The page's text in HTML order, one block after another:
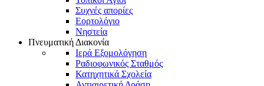
Συχνές απορίες
Εορτολόγιο
Νηστεία
Πνευματική Διακονία
Ιερά Εξομολόγηση
Ραδιοφωνικός Σταθμός
Κατηχητικά Σχολεία